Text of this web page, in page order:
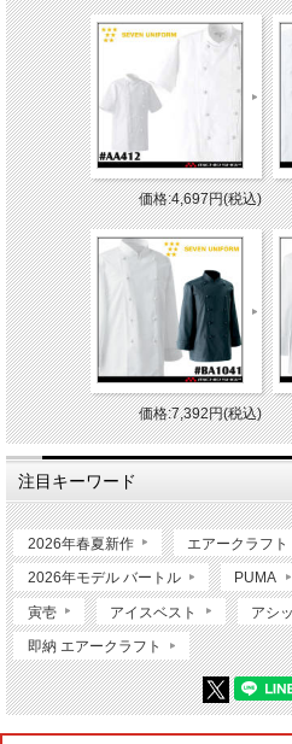
価格:4,697円(税込)
価格:7,392円(税込)
注目キーワード
2026年春夏新作 エアークラフト
2026年モデル バートル PUMA
寅壱 アイスベスト アシ
即納 エアークラフト